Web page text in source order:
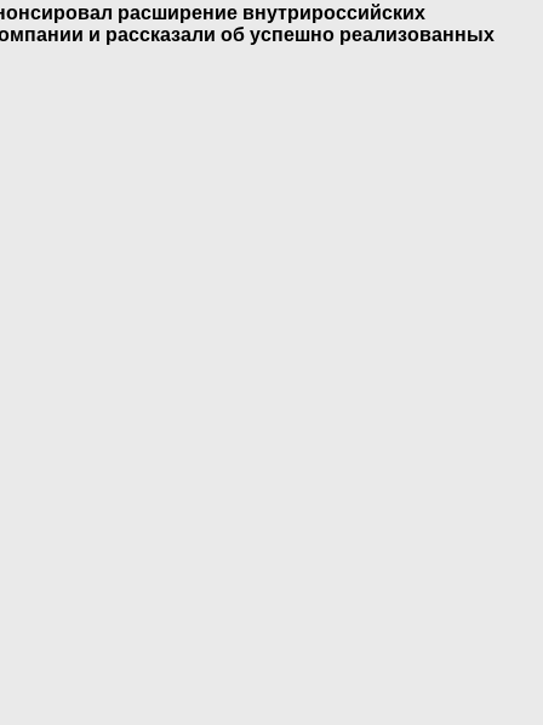
расширение внутрироссийских
и рассказали об успешно реализованных